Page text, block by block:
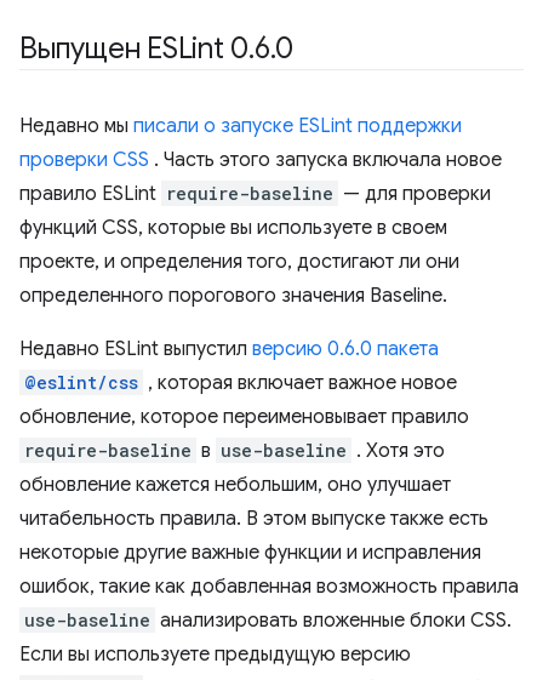
Выпущен ESLint 0.6.0
Недавно мы писали о запуске ESLint поддержки
проверки CSS . Часть этого запуска включала новое
правило ESLint require-baseline — для проверки
функций CSS, которые вы используете в своем
проекте, и определения того, достигают ли они
определенного порогового значения Baseline.
Недавно ESLint выпустил версию 0.6.0 пакета
@eslint/css , которая включает важное новое
обновление, которое переименовывает правило
require-baseline в use-baseline . Хотя это
обновление кажется небольшим, оно улучшает
читабельность правила. В этом выпуске также есть
некоторые другие важные функции и исправления
ошибок, такие как добавленная возможность правила
use-baseline анализировать вложенные блоки CSS.
Если вы используете предыдущую версию